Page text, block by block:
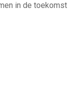
in de toekomst